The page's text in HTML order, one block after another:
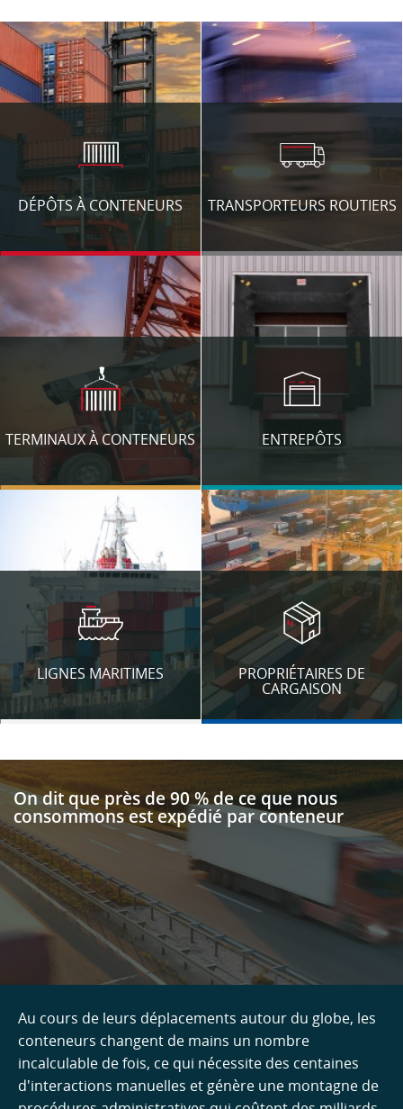
DÉPÔTS À CONTENEURS TRANSPORTEURS ROUTIERS
TERMINAUX À CONTENEURS ENTREPÔTS
LIGNES MARITIMES PROPRIÉTAIRES DE
CARGAISON
On dit que près de 90 % de ce que nous
consommons est expédié par conteneur
Au cours de leurs déplacements autour du globe, les
conteneurs changent de mains un nombre
incalculable de fois, ce qui nécessite des centaines
d'interactions manuelles et génère une montagne de